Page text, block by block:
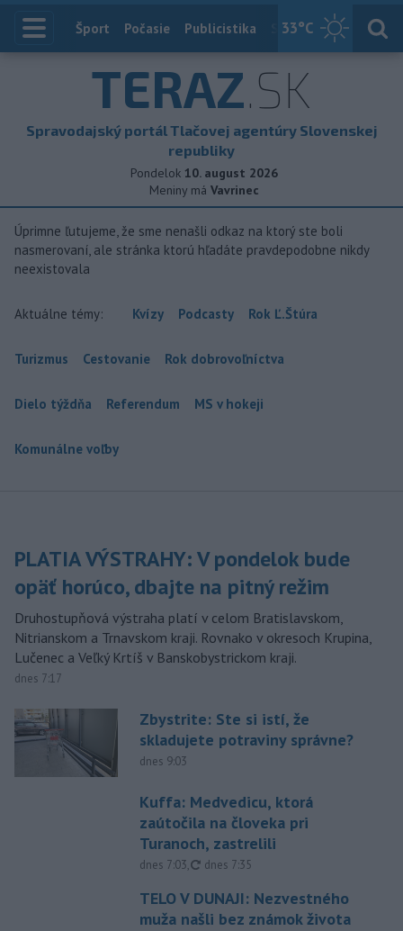
33°C
Index
Šport Počasie Publicistika Slovensko
TERAZ.SK
Spravodajský portál Tlačovej agentúry Slovenskej
republiky
Pondelok 10. august 2026
Meniny má Vavrinec
Úprimne ľutujeme, že sme nenašli odkaz na ktorý ste boli
nasmerovaní, ale stránka ktorú hľadáte pravdepodobne nikdy
neexistovala
Aktuálne témy: Kvízy Podcasty Rok Ľ.Štúra
Turizmus Cestovanie Rok dobrovoľníctva
Dielo týždňa Referendum MS v hokeji
Komunálne voľby
PLATIA VÝSTRAHY: V pondelok bude
opäť horúco, dbajte na pitný režim
Druhostupňová výstraha platí v celom Bratislavskom,
Nitrianskom a Trnavskom kraji. Rovnako v okresoch Krupina,
Lučenec a Veľký Krtíš v Banskobystrickom kraji.
dnes 7:17
Zbystrite: Ste si istí, že
skladujete potraviny správne?
dnes 9:03
Kuffa: Medvedicu, ktorá
zaútočila na človeka pri
Turanoch, zastrelili
dnes 7:03, aktualizované
dnes 7:35
TELO V DUNAJI: Nezvestného
muža našli bez známok života